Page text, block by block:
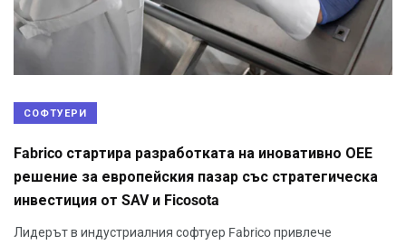
СОФТУЕРИ
Fabrico стартира разработката на иновативно ОЕЕ
решение за европейския пазар със стратегическа
инвестиция от SAV и Ficosota
Лидерът в индустриалния софтуер Fabrico привлече